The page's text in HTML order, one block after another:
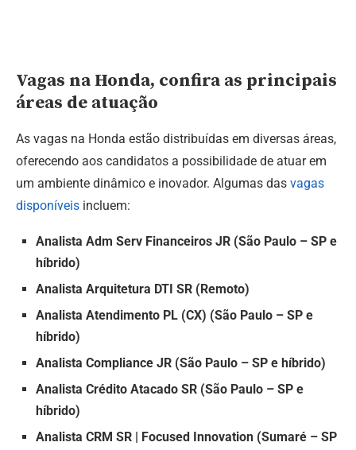
Vagas na Honda, confira as principais
áreas de atuação
As vagas na Honda estão distribuídas em diversas áreas,
oferecendo aos candidatos a possibilidade de atuar em
um ambiente dinâmico e inovador. Algumas das vagas
disponíveis incluem:
Analista Adm Serv Financeiros JR (São Paulo – SP e
híbrido)
Analista Arquitetura DTI SR (Remoto)
Analista Atendimento PL (CX) (São Paulo – SP e
híbrido)
Analista Compliance JR (São Paulo – SP e híbrido)
Analista Crédito Atacado SR (São Paulo – SP e
híbrido)
Analista CRM SR | Focused Innovation (Sumaré – SP